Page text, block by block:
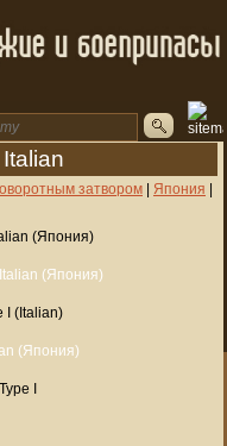
затвором | Япония |
(Япония)
I (Italian)
I